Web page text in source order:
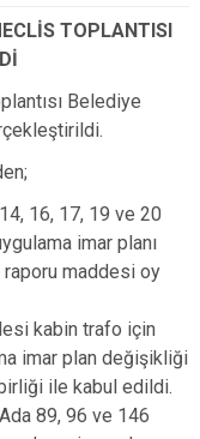
TOPLANTISI
Belediye
16, 17, 19 ve 20
imar planı
maddesi oy
kabin trafo için
imar plan değişikliği
ile kabul edildi.
89, 96 ve 146